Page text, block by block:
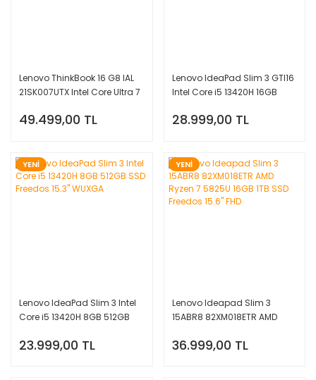
Lenovo ThinkBook 16 G8 IAL
21SK007UTX Intel Core Ultra 7
Freedos 16'' WUXGA
49.499,00 TL
Lenovo IdeaPad Slim 3 GTI16
Intel Core i5 13420H 16GB
WUXGA
28.999,00 TL
YENİ
Lenovo IdeaPad Slim 3 Intel
Core i5 13420H 8GB 512GB
23.999,00 TL
YENİ
Lenovo Ideapad Slim 3
15ABR8 82XM018ETR AMD
Freedos 15.6'' FHD
36.999,00 TL